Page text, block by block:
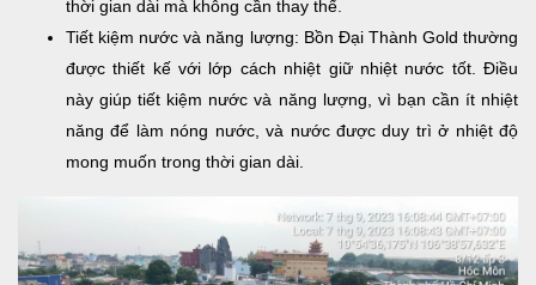
thời gian dài mà không cần thay thế.
Tiết kiệm nước và năng lượng: Bồn Đại Thành Gold thường
được thiết kế với lớp cách nhiệt giữ nhiệt nước tốt. Điều
này giúp tiết kiệm nước và năng lượng, vì bạn cần ít nhiệt
năng để làm nóng nước, và nước được duy trì ở nhiệt độ
mong muốn trong thời gian dài.